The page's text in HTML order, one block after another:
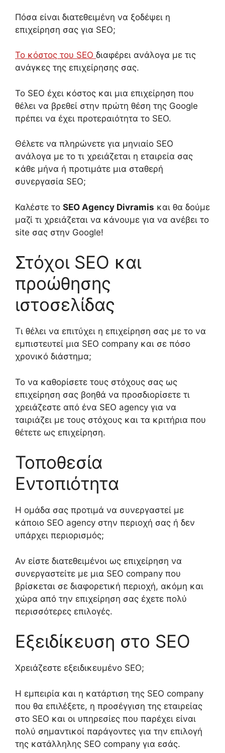
Πόσα είναι διατεθειμένη να ξοδέψει η
επιχείρηση σας για SEO;
Το κόστος του SEO διαφέρει ανάλογα με τις
ανάγκες της επιχείρησης σας.
Το SEO έχει κόστος και μια επιχείρηση που
θέλει να βρεθεί στην πρώτη θέση της Google
πρέπει να έχει προτεραιότητα το SEO.
Θέλετε να πληρώνετε για μηνιαίο SEO
ανάλογα με το τι χρειάζεται η εταιρεία σας
κάθε μήνα ή προτιμάτε μια σταθερή
συνεργασία SEO;
Καλέστε το SEO Agency Divramis και θα δούμε
μαζί τι χρειάζεται να κάνουμε για να ανέβει το
site σας στην Google!
Στόχοι SEO και
προώθησης
ιστοσελίδας
Τι θέλει να επιτύχει η επιχείρηση σας με το να
εμπιστευτεί μια SEO company και σε πόσο
χρονικό διάστημα;
Το να καθορίσετε τους στόχους σας ως
επιχείρηση σας βοηθά να προσδιορίσετε τι
χρειάζεστε από ένα SEO agency για να
ταιριάζει με τους στόχους και τα κριτήρια που
θέτετε ως επιχείρηση.
Τοποθεσία
Εντοπιότητα
Η ομάδα σας προτιμά να συνεργαστεί με
κάποιο SEO agency στην περιοχή σας ή δεν
υπάρχει περιορισμός;
Αν είστε διατεθειμένοι ως επιχείρηση να
συνεργαστείτε με μια SEO company που
βρίσκεται σε διαφορετική περιοχή, ακόμη και
χώρα από την επιχείρηση σας έχετε πολύ
περισσότερες επιλογές.
Εξειδίκευση στο SEO
Χρειάζεστε εξειδικευμένο SEO;
Η εμπειρία και η κατάρτιση της SEO company
που θα επιλέξετε, η προσέγγιση της εταιρείας
στο SEO και οι υπηρεσίες που παρέχει είναι
πολύ σημαντικοί παράγοντες για την επιλογή
της κατάλληλης SEO company για εσάς.